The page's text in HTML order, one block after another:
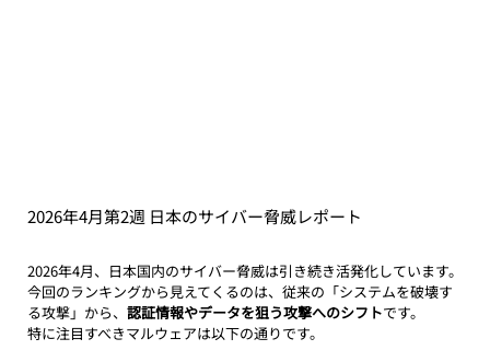
2026年4月第2週 日本のサイバー脅威レポート
2026年4月、日本国内のサイバー脅威は引き続き活発化しています。
今回のランキングから見えてくるのは、従来の「システムを破壊す
る攻撃」から、 認証情報やデータを狙う攻撃へのシフトです。
特に注目すべきマルウェアは以下の通りです。